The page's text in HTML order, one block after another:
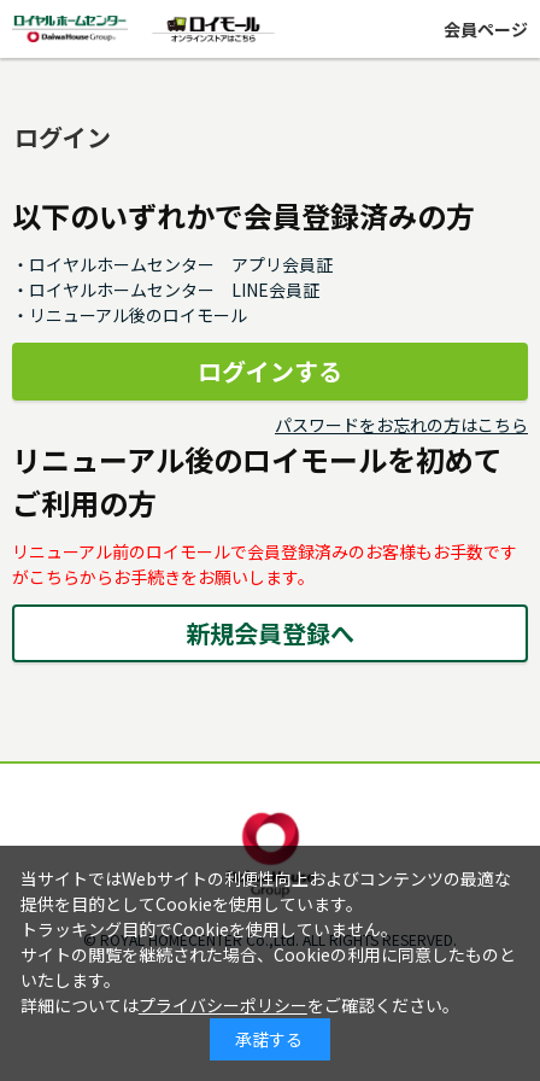
会員ページ
ログイン
以下のいずれかで会員登録済みの方
・ロイヤルホームセンター アプリ会員証
・ロイヤルホームセンター LINE会員証
・リニューアル後のロイモール
パスワードをお忘れの方はこちら
リニューアル後のロイモールを初めて
ご利用の方
リニューアル前のロイモールで会員登録済みのお客様もお手数です
がこちらからお手続きをお願いします。
© ROYAL HOMECENTER Co.,Ltd. ALL RIGHTS RESERVED.
当サイトではWebサイトの利便性向上およびコンテンツの最適な
提供を目的としてCookieを使用しています。
トラッキング目的でCookieを使用していません。
サイトの閲覧を継続された場合、Cookieの利用に同意したものと
いたします。
詳細についてはプライバシーポリシーをご確認ください。
承諾する